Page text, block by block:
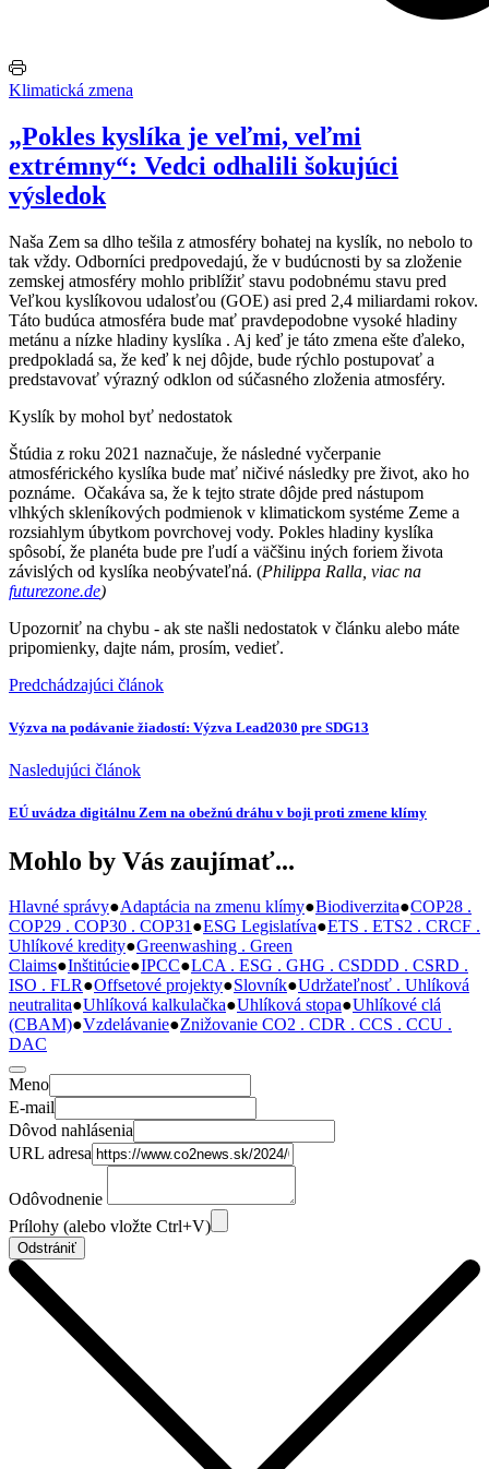
Klimatická zmena
„Pokles kyslíka je veľmi, veľmi
extrémny“: Vedci odhalili šokujúci
výsledok
Naša Zem sa dlho tešila z atmosféry bohatej na kyslík, no nebolo to
tak vždy. Odborníci predpovedajú, že v budúcnosti by sa zloženie
zemskej atmosféry mohlo priblížiť stavu podobnému stavu pred
Veľkou kyslíkovou udalosťou (GOE) asi pred 2,4 miliardami rokov.
Táto budúca atmosféra bude mať pravdepodobne vysoké hladiny
metánu a nízke hladiny kyslíka . Aj keď je táto zmena ešte ďaleko,
predpokladá sa, že keď k nej dôjde, bude rýchlo postupovať a
predstavovať výrazný odklon od súčasného zloženia atmosféry.
Kyslík by mohol byť nedostatok
Štúdia z roku 2021 naznačuje, že následné vyčerpanie
atmosférického kyslíka bude mať ničivé následky pre život, ako ho
poznáme. Očakáva sa, že k tejto strate dôjde pred nástupom
vlhkých skleníkových podmienok v klimatickom systéme Zeme a
rozsiahlym úbytkom povrchovej vody. Pokles hladiny kyslíka
spôsobí, že planéta bude pre ľudí a väčšinu iných foriem života
závislých od kyslíka neobývateľná. (Philippa Ralla, viac na
futurezone.de)
Upozorniť na chybu - ak ste našli nedostatok v článku alebo máte
pripomienky, dajte nám, prosím, vedieť.
Predchádzajúci článok
Výzva na podávanie žiadostí: Výzva Lead2030 pre SDG13
Nasledujúci článok
EÚ uvádza digitálnu Zem na obežnú dráhu v boji proti zmene klímy
Mohlo by Vás zaujímať...
Hlavné správy●Adaptácia na zmenu klímy●Biodiverzita●COP28 .
COP29 . COP30 . COP31●ESG Legislatíva●ETS . ETS2 . CRCF .
Uhlíkové kredity●Greenwashing . Green
Claims●Inštitúcie●IPCC●LCA . ESG . GHG . CSDDD . CSRD .
ISO . FLR●Offsetové projekty●Slovník●Udržateľnosť . Uhlíková
neutralita●Uhlíková kalkulačka●Uhlíková stopa●Uhlíkové clá
(CBAM)●Vzdelávanie●Znižovanie CO2 . CDR . CCS . CCU .
DAC
Meno
E-mail
Dôvod nahlásenia
URL adresa
Odôvodnenie
Prílohy (alebo vložte Ctrl+V)
Odstrániť